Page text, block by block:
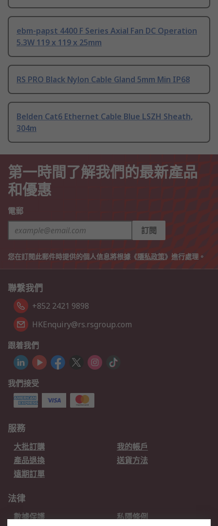
ebm-papst 4400 F Series Axial Fan DC Operation
5.3W 119 x 119 x 25mm
RS PRO Black Nylon Cable Gland 5mm Min IP68
Belden Cat6 Ethernet Cable Blue LSZH Sheath,
304m
第一時間了解我們的最新產品
和優惠
電郵
訂閱
您在訂閱此郵件時提供的個人信息將根據《隱私政策》進行處理。
聯繫我們
+852 2421 9898
HKEnquiry@rs.rsgroup.com
跟着我們
我們接受
服務
大批訂購
我的帳戶
產品退換
送貨方法
遠期訂單
法律
數據保護
私隱條例